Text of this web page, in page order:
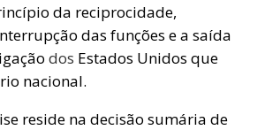
da reciprocidade,
das funções e a saída
dos Estados Unidos que
nacional.
reside na decisão sumária de